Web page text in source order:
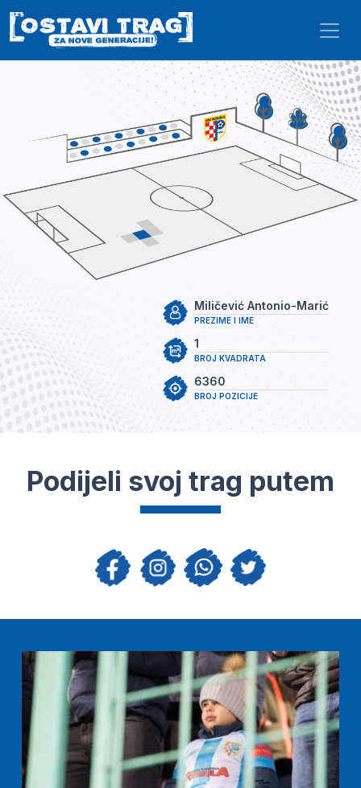
Skip to main content
PREZIME I IME
Miličević Antonio-Marić
BROJ KVADRATA
1
BROJ POZICIJE
6360
Podijeli svoj trag putem